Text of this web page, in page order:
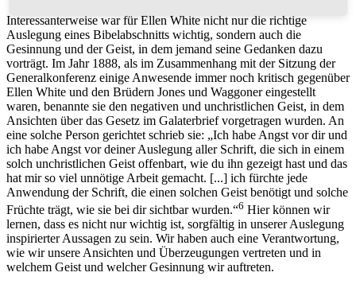
Interessanterweise war für Ellen White nicht nur die richtige
Auslegung eines Bibelabschnitts wichtig, sondern auch die
Gesinnung und der Geist, in dem jemand seine Gedanken dazu
vorträgt. Im Jahr 1888, als im Zusammenhang mit der Sitzung der
Generalkonferenz einige Anwesende immer noch kritisch gegenüber
Ellen White und den Brüdern Jones und Waggoner eingestellt
waren, benannte sie den negativen und unchristlichen Geist, in dem
Ansichten über das Gesetz im Galaterbrief vorgetragen wurden. An
eine solche Person gerichtet schrieb sie: „Ich habe Angst vor dir und
ich habe Angst vor deiner Auslegung aller Schrift, die sich in einem
solch unchristlichen Geist offenbart, wie du ihn gezeigt hast und das
hat mir so viel unnötige Arbeit gemacht. [...] ich fürchte jede
Anwendung der Schrift, die einen solchen Geist benötigt und solche
Früchte trägt, wie sie bei dir sichtbar wurden.“6 Hier können wir
lernen, dass es nicht nur wichtig ist, sorgfältig in unserer Auslegung
inspirierter Aussagen zu sein. Wir haben auch eine Verantwortung,
wie wir unsere Ansichten und Überzeugungen vertreten und in
welchem Geist und welcher Gesinnung wir auftreten.